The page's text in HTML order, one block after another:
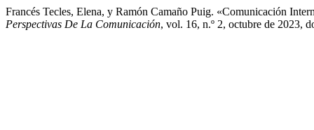
Francés Tecles, Elena, y Ramón Camaño Puig. «Comunicación
Perspectivas De La Comunicación, vol. 16, n.º 2, octubre de 2023,